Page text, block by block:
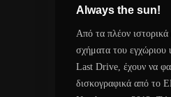
Always the sun!
Από τα πλέον ιστορικά
σχήματα του εγχώριου
Last Drive, έχουν να
δισκογραφικά από το